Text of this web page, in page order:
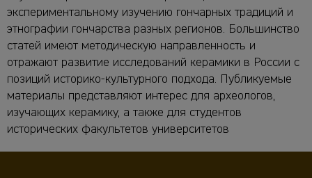
экспериментальному изучению гончарных традиций и
этнографии гончарства разных регионов. Большинство
статей имеют методическую направленность и
отражают развитие исследований керамики в России с
позиций историко-культурного подхода. Публикуемые
материалы представляют интерес для археологов,
изучающих керамику, а также для студентов
исторических факультетов университетов